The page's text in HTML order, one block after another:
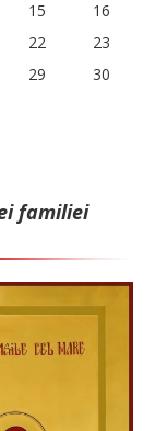
15
16
22
23
29
30
familiei